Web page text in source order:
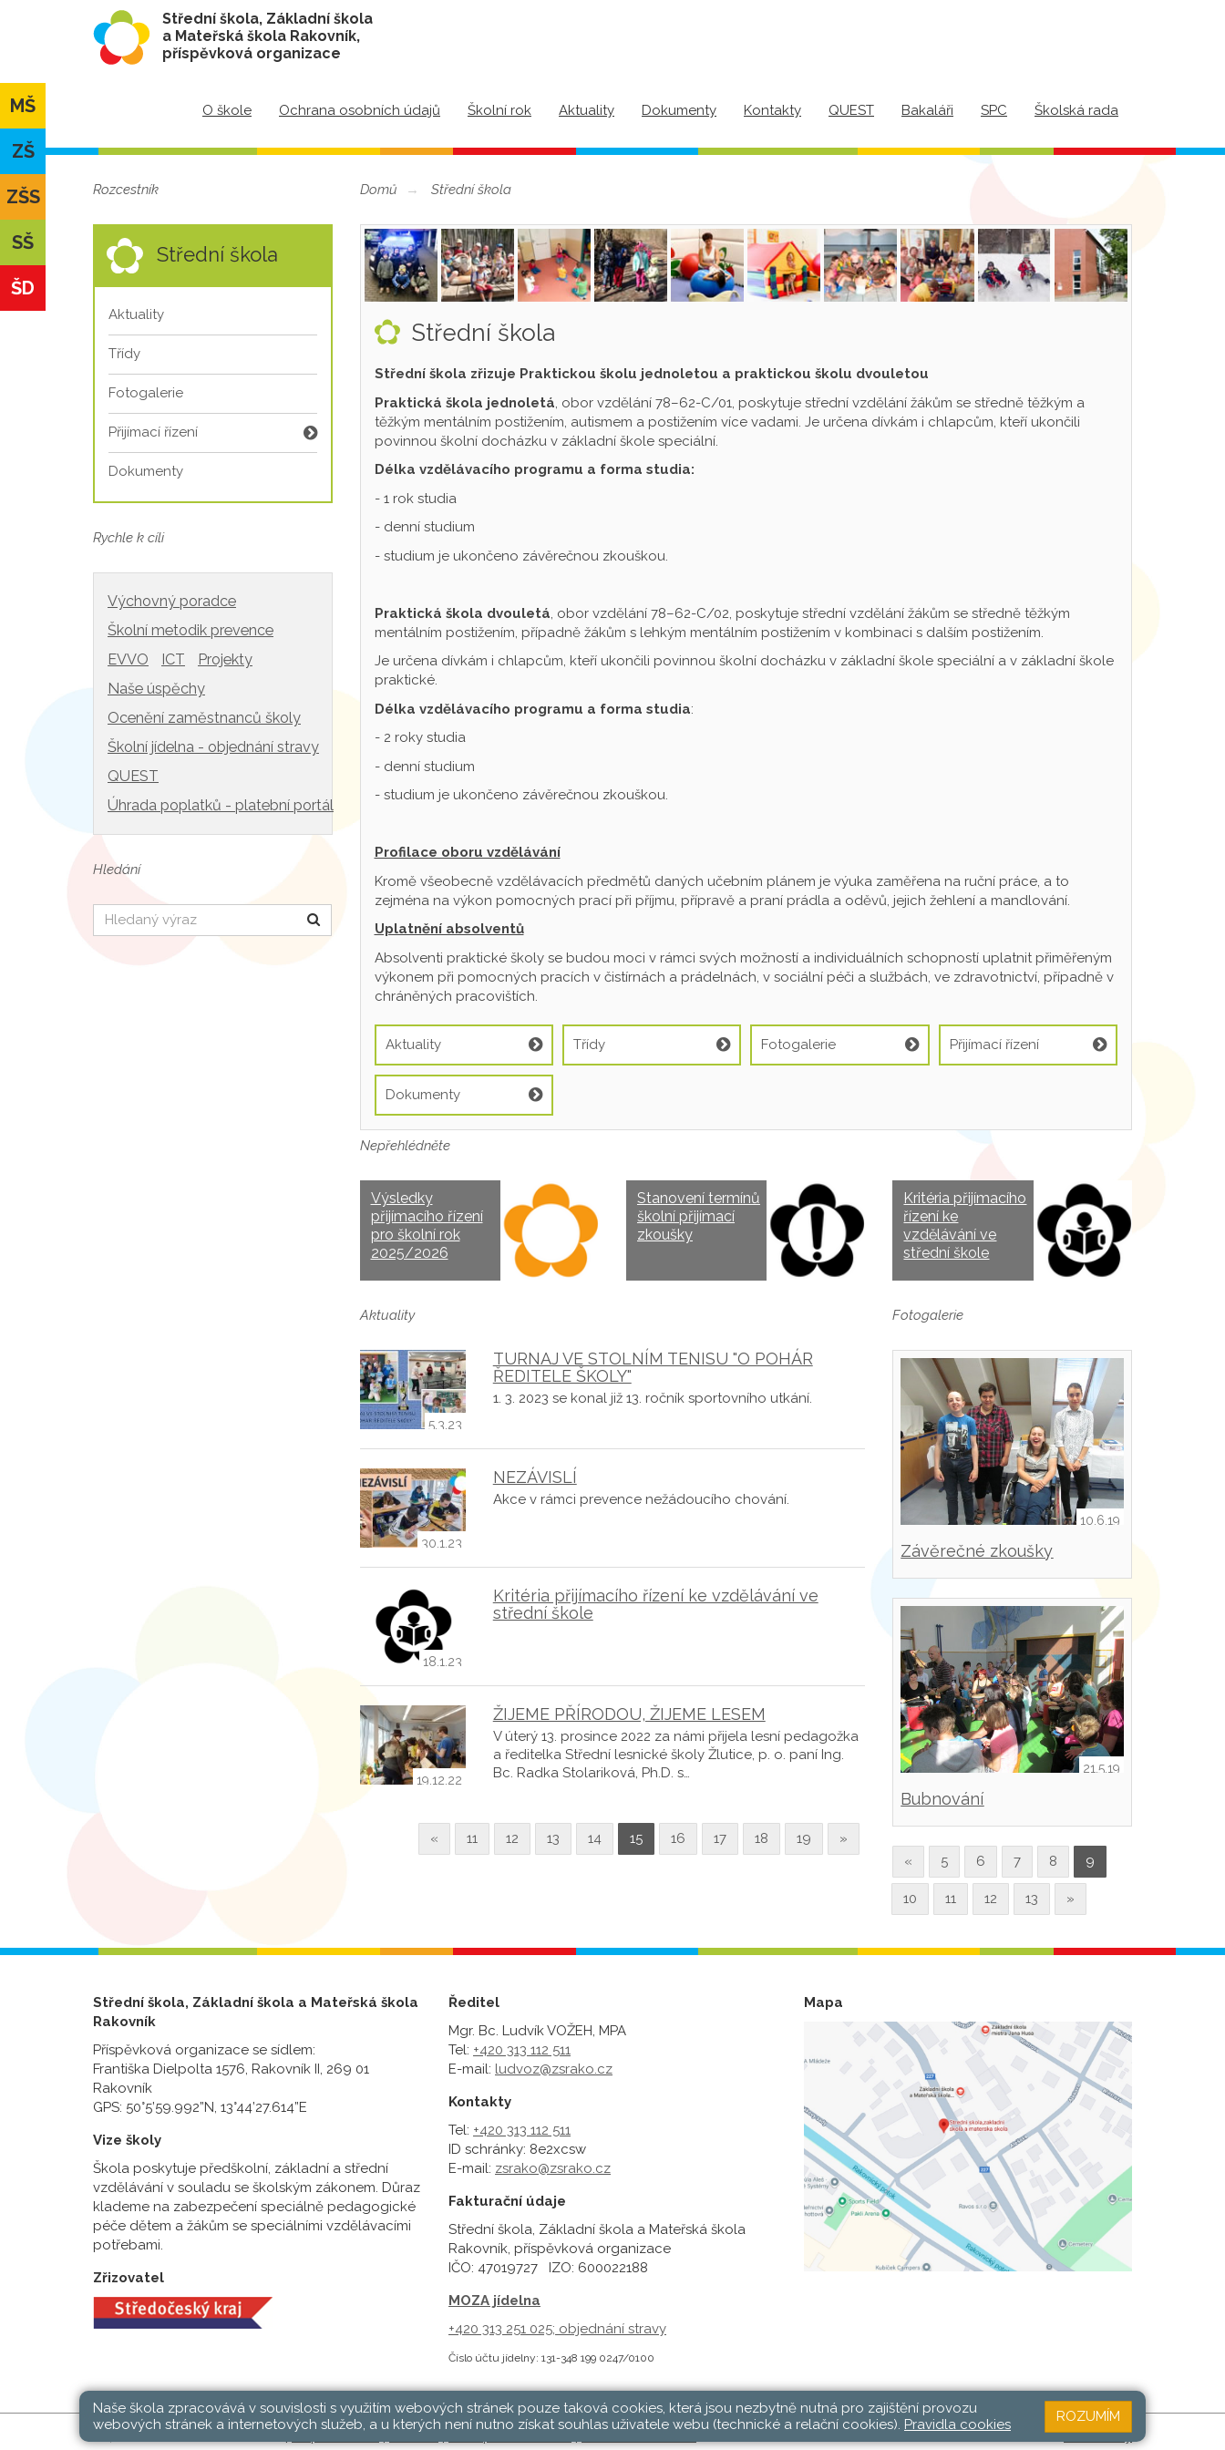
Střední škola, Základní škola
a Mateřská škola Rakovník,
příspěvková organizace
O škole Ochrana osobních údajů Školní rok Aktuality Dokumenty Kontakty QUEST Bakaláři SPC Školská rada
MŠ
ZŠ
ZŠS
SŠ
ŠD
Rozcestník
Střední škola
Aktuality
Třídy
Fotogalerie
Přijímací řízení
Dokumenty
Rychle k cíli
Výchovný poradce
Školní metodik prevence
EVVO
ICT
Projekty
Naše úspěchy
Ocenění zaměstnanců školy
Školní jídelna - objednání stravy
QUEST
Úhrada poplatků - platební portál
Hledání
Hledat
Domů Střední škola
Střední škola
Střední škola zřizuje Praktickou školu jednoletou a praktickou školu dvouletou
Praktická škola jednoletá, obor vzdělání 78–62-C/01, poskytuje střední vzdělání žákům se středně těžkým a
těžkým mentálním postižením, autismem a postižením více vadami. Je určena dívkám i chlapcům, kteří ukončili
povinnou školní docházku v základní škole speciální.
Délka vzdělávacího programu a forma studia:
- 1 rok studia
- denní studium
- studium je ukončeno závěrečnou zkouškou.
Praktická škola dvouletá, obor vzdělání 78–62-C/02, poskytuje střední vzdělání žákům se středně těžkým
mentálním postižením, případně žákům s lehkým mentálním postižením v kombinaci s dalším postižením.
Je určena dívkám i chlapcům, kteří ukončili povinnou školní docházku v základní škole speciální a v základní škole
praktické.
Délka vzdělávacího programu a forma studia:
- 2 roky studia
- denní studium
- studium je ukončeno závěrečnou zkouškou.
Profilace oboru vzdělávání
Kromě všeobecně vzdělávacích předmětů daných učebním plánem je výuka zaměřena na ruční práce, a to
zejména na výkon pomocných prací při příjmu, přípravě a praní prádla a oděvů, jejich žehlení a mandlování.
Uplatnění absolventů
Absolventi praktické školy se budou moci v rámci svých možností a individuálních schopností uplatnit přiměřeným
výkonem při pomocných pracích v čistírnách a prádelnách, v sociální péči a službách, ve zdravotnictví, případně v
chráněných pracovištích.
Aktuality Třídy Fotogalerie Přijímací řízení
Dokumenty
Nepřehlédněte
Výsledky
přijímacího řízení
pro školní rok
2025/2026
Stanovení termínů
školní přijímací
zkoušky
Kritéria přijímacího
řízení ke
vzdělávání ve
střední škole
Aktuality
5.3.23
TURNAJ VE STOLNÍM TENISU "O POHÁR
ŘEDITELE ŠKOLY"
1. 3. 2023 se konal již 13. ročník sportovního utkání.
30.1.23
NEZÁVISLÍ
Akce v rámci prevence nežádoucího chování.
18.1.23
Kritéria přijímacího řízení ke vzdělávání ve
střední škole
19.12.22
ŽIJEME PŘÍRODOU, ŽIJEME LESEM
V úterý 13. prosince 2022 za námi přijela lesní pedagožka
a ředitelka Střední lesnické školy Žlutice, p. o. paní Ing.
Bc. Radka Stolariková, Ph.D. s…
« 11 12 13 14 15 16 17 18 19 »
Fotogalerie
10.6.19
Závěrečné zkoušky
21.5.19
Bubnování
« 5 6 7 8 9
10 11 12 13 »
Střední škola, Základní škola a Mateřská škola
Rakovník
Příspěvková organizace se sídlem:
Františka Dielpolta 1576, Rakovník II, 269 01
Rakovník
GPS: 50°5’59.992”N, 13°44’27.614”E
Vize školy
Škola poskytuje předškolní, základní a střední
vzdělávání v souladu se školským zákonem. Důraz
klademe na zabezpečení speciálně pedagogické
péče dětem a žákům se speciálními vzdělávacími
potřebami.
Zřizovatel
Ředitel
Mgr. Bc. Ludvík VOŽEH, MPA
Tel: +420 313 112 511
E-mail: ludvoz@zsrako.cz
Kontakty
Tel: +420 313 112 511
ID schránky: 8e2xcsw
E-mail: zsrako@zsrako.cz
Fakturační údaje
Střední škola, Základní škola a Mateřská škola
Rakovník, příspěvková organizace
IČO: 47019727 IZO: 600022188
MOZA jídelna
+420 313 251 025; objednání stravy
Číslo účtu jídelny: 131-348 199 0247/0100
Mapa
SŠ, ZŠ a MŠ Rakovník © 2026 | Mapa stránek Přihlásit Web školy
Naše škola zpracovává v souvislosti s využitím webových stránek pouze taková cookies, která jsou nezbytně nutná pro zajištění provozu
webových stránek a internetových služeb, a u kterých není nutno získat souhlas uživatele webu (technické a relační cookies). Pravidla cookies
ROZUMÍM